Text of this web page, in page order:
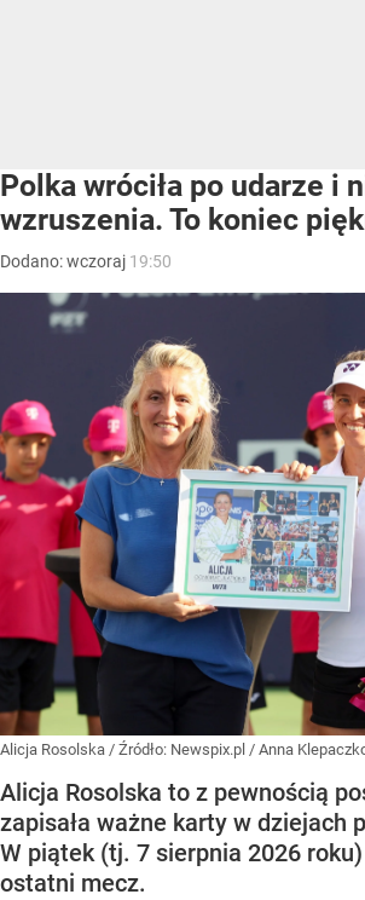
Polka wróciła po udarze i
wzruszenia. To koniec
Dodano:wczoraj 19:50
Alicja Rosolska / Źródło: Newspix.pl / Anna
Alicja Rosolska to z pewnością
zapisała ważne karty w dziejach
W piątek (tj. 7 sierpnia 2026
ostatni mecz.